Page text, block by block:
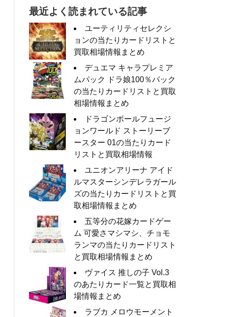
最近よく読まれている記事
ユーティリティセレクシ
ョンの当たりカードリストと
買取相場情報まとめ
デュエマ キャラプレミア
ムパック ドラ娘100％パック
の当たりカードリストと買取
相場情報まとめ
ドラゴンボールフュージ
ョンワールド ストーリーブ
ースター 01の当たりカード
リストと買取相場情報
ユニオンアリーナ アイド
ルマスターシンデレラガール
ズの当たりカードリストと買
取相場情報まとめ
五等分の花嫁カードゲー
ム 可愛さマシマシ、チョモ
ランマの当たりカードリスト
と買取相場情報まとめ
ヴァイス 推しの子 Vol.3
のあたりカード一覧と買取相
場情報まとめ
ラブカ メロウモーメント